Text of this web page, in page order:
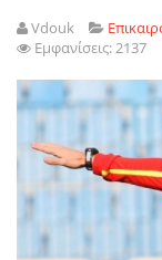
Vdouk
Εμφανίσεις: 2137